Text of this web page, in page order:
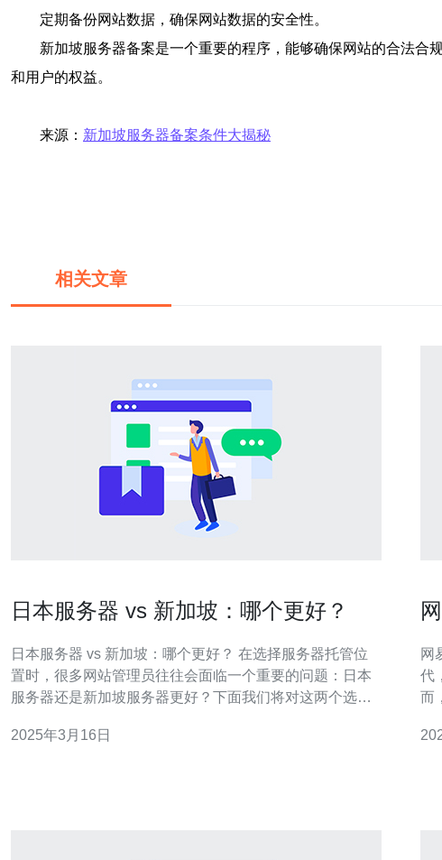
定期备份网站数据，确保网站数据的安全性。
新加坡服务器备案是一个重要的程序，能够确保网站的合法合
和用户的权益。
来源： 新加坡服务器备案条件大揭秘
相关文章
日本服务器 vs 新加坡：哪个更好？
日本服务器 vs 新加坡：哪个更好？ 在选择服务器托管位
置时，很多网站管理员往往会面临一个重要的问题：日本
服务器还是新加坡服务器更好？下面我们将对这两个选择
处理大量数据传输的网站来说。新加坡作为亚洲的网络枢
2025年3月16日
网
代
而
了